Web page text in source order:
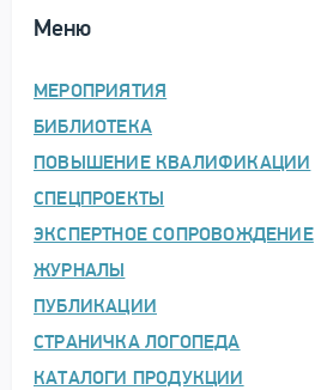
Меню
МЕРОПРИЯТИЯ
БИБЛИОТЕКА
ПОВЫШЕНИЕ КВАЛИФИКАЦИИ
СПЕЦПРОЕКТЫ
ЭКСПЕРТНОЕ СОПРОВОЖДЕНИЕ
ЖУРНАЛЫ
ПУБЛИКАЦИИ
СТРАНИЧКА ЛОГОПЕДА
КАТАЛОГИ ПРОДУКЦИИ